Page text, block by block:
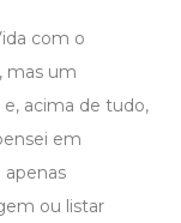
com o
mas um
acima de tudo,
em
apenas
ou listar